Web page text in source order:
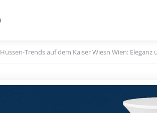
Hussen-Trends auf dem Kaiser Wiesn Wien: Eleganz